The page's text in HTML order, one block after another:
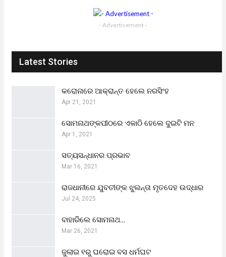
- Advertisement -
Latest Stories
କରୋନାରେ ଆକ୍ରାନ୍ତ ହେଲେ ନରସିଂହ
Apr 21, 2021
ସୋମନାଥଙ୍କପୀଠରେ ଏକାଠି ହେଲେ ଦୁଇଟି ମନ
Apr 1, 2021
ସତ୍ୟସନ୍ଧାନର ପ୍ରଭାବ
Mar 16, 2021
ରାଜଧାନୀରେ ଯୁବତୀଙ୍କ ଝୁଲନ୍ତା ମୃତଦେହ ଉଦ୍ଧାର
Jul 24, 2025
ବାହାରିଲେ ସୋମନାଥ…
Mar 26, 2021
ଜୁଲାଇ ୧ରୁ ଘରୋଇ ବସ ଧର୍ମଘଟ